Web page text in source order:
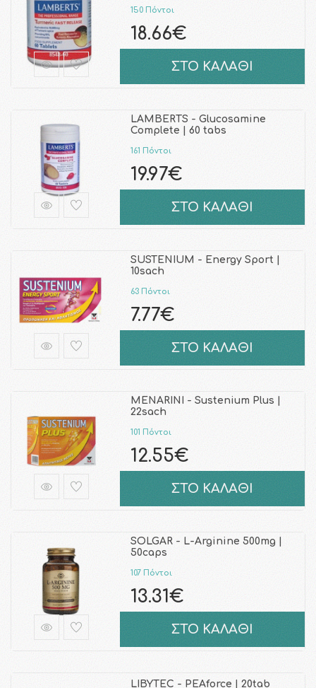
150 Πόντοι
18.66€
ΣΤΟ ΚΑΛΑΘΙ
LAMBERTS - Glucosamine
Complete | 60 tabs
161 Πόντοι
19.97€
ΣΤΟ ΚΑΛΑΘΙ
SUSTENIUM - Energy Sport |
10sach
63 Πόντοι
7.77€
ΣΤΟ ΚΑΛΑΘΙ
MENARINI - Sustenium Plus |
22sach
101 Πόντοι
12.55€
ΣΤΟ ΚΑΛΑΘΙ
SOLGAR - L-Arginine 500mg |
50caps
107 Πόντοι
13.31€
ΣΤΟ ΚΑΛΑΘΙ
LIBYTEC - PEAforce | 20tab